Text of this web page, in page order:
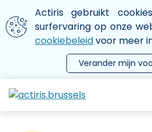
Aller au contenu principal
We gebruiken cookies
Actiris gebruikt
surfervaring op onze
cookiebeleidvoor meer
Verander mijn
le menu